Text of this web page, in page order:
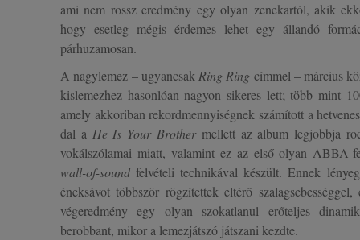
ami nem rossz eredmény egy olyan zenekartól, akik
hogy esetleg mégis érdemes lehet egy állandó
párhuzamosan.
A nagylemez – ugyancsak Ring Ring címmel – március
kislemezhez hasonlóan nagyon sikeres lett; több mint
amely akkoriban rekordmennyiségnek számított a
dal a He Is Your Brother mellett az album legjobbja
vokálszólamai miatt, valamint ez az első olyan ABBA-
wall-of-soundfelvételi technikával készült. Ennek
éneksávot többször rögzítettek eltérő
végeredmény egy olyan szokatlanul erőteljes
berobbant, mikor a lemezjátszó játszani kezdte.